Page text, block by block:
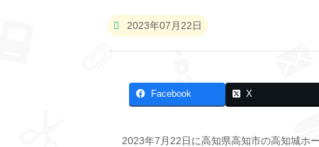
2023年07月22日
Facebook X
2023年7月22日に高知県高知市の高知城